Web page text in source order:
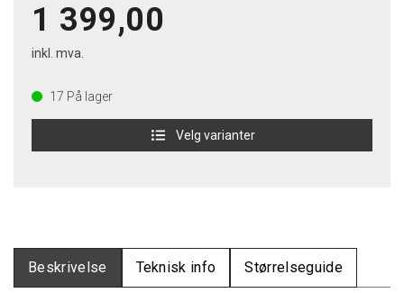
1 399,00
inkl. mva.
17 På lager
Velg varianter
Beskrivelse Teknisk info Størrelseguide